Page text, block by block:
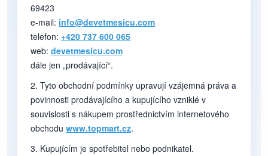
69423
e-mail: info@devetmesicu.com
telefon: +420 737 600 065
web: devetmesicu.com
dále jen „prodávající“.
2. Tyto obchodní podmínky upravují vzájemná práva a
povinnosti prodávajícího a kupujícího vzniklé v
souvislosti s nákupem prostřednictvím internetového
obchodu www.topmart.cz.
3. Kupujícím je spotřebitel nebo podnikatel.